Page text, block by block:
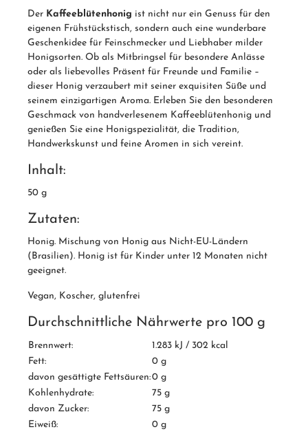
Der Kaffeeblütenhonig ist nicht nur ein Genuss für den
eigenen Frühstückstisch, sondern auch eine wunderbare
Geschenkidee für Feinschmecker und Liebhaber milder
Honigsorten. Ob als Mitbringsel für besondere Anlässe
oder als liebevolles Präsent für Freunde und Familie –
dieser Honig verzaubert mit seiner exquisiten Süße und
seinem einzigartigen Aroma. Erleben Sie den besonderen
Geschmack von handverlesenem Kaffeeblütenhonig und
genießen Sie eine Honigspezialität, die Tradition,
Handwerkskunst und feine Aromen in sich vereint.
Inhalt:
50 g
Zutaten:
Honig. Mischung von Honig aus Nicht-EU-Ländern
(Brasilien). Honig ist für Kinder unter 12 Monaten nicht
geeignet.
Vegan, Koscher, glutenfrei
Durchschnittliche Nährwerte pro 100 g
Brennwert:
1.283 kJ / 302 kcal
Fett:
0 g
davon gesättigte Fettsäuren:0 g
Kohlenhydrate:
75 g
davon Zucker:
75 g
Eiweiß:
0 g